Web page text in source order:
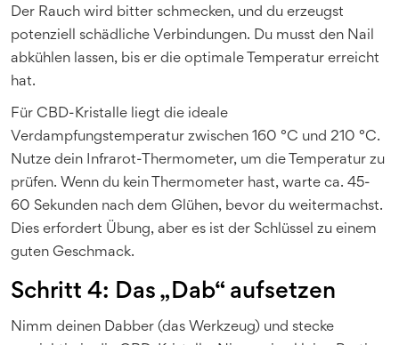
Der Rauch wird bitter schmecken, und du erzeugst
potenziell schädliche Verbindungen. Du musst den Nail
abkühlen lassen, bis er die optimale Temperatur erreicht
hat.
Für CBD-Kristalle liegt die ideale
Verdampfungstemperatur zwischen 160 °C und 210 °C.
Nutze dein Infrarot-Thermometer, um die Temperatur zu
prüfen. Wenn du kein Thermometer hast, warte ca. 45-
60 Sekunden nach dem Glühen, bevor du weitermachst.
Dies erfordert Übung, aber es ist der Schlüssel zu einem
guten Geschmack.
Schritt 4: Das „Dab“ aufsetzen
Nimm deinen Dabber (das Werkzeug) und stecke